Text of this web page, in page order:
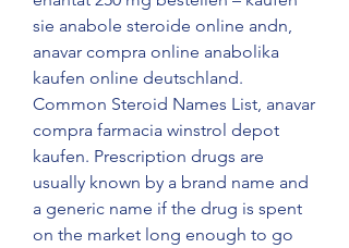
sie anabole steroide online andn,
anavar compra online anabolika
kaufen online deutschland.
Common Steroid Names List, anavar
compra farmacia winstrol depot
kaufen. Prescription drugs are
usually known by a brand name and
a generic name if the drug is spent
on the market long enough to go